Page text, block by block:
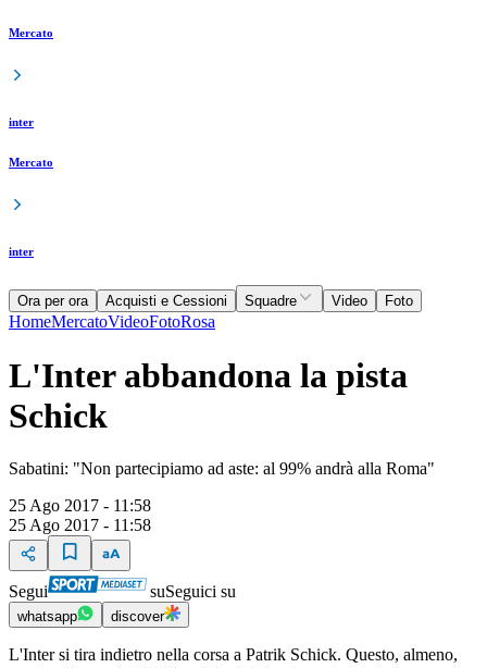
Mercato
inter
Mercato
inter
Ora per ora Acquisti e Cessioni Squadre Video Foto
HomeMercatoVideoFotoRosa
L'Inter abbandona la pista
Schick
Sabatini: "Non partecipiamo ad aste: al 99% andrà alla Roma"
25 Ago 2017 - 11:58
25 Ago 2017 - 11:58
Segui suSeguici su
whatsapp discover
L'Inter si tira indietro nella corsa a Patrik Schick. Questo, almeno,